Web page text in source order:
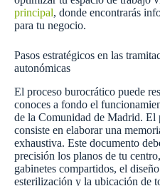
principal, donde encontrarás
para tu negocio.
Pasos estratégicos en las
autonómicas
El proceso burocrático puede
conoces a fondo el
de la Comunidad de Madrid. El
consiste en elaborar una
exhaustiva. Este documento
precisión los planos de tu
gabinetes compartidos, el
esterilización y la ubicación de